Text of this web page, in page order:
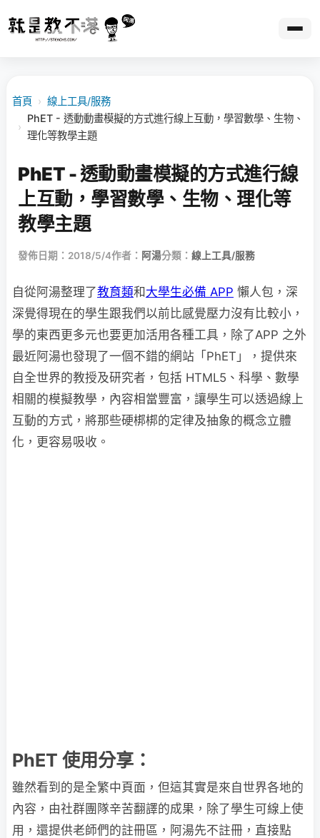
首頁 › 線上工具/服務
›
PhET - 透動動畫模擬的方式進行線上互動，學習數學、生物、
理化等教學主題
PhET - 透動動畫模擬的方式進行線
上互動，學習數學、生物、理化等
教學主題
發佈日期：2018/5/4作者： 阿湯分類： 線上工具/服務
自從阿湯整理了教育類和 大學生必備 APP 懶人包，深
深覺得現在的學生跟我們以前比感覺壓力沒有比較小，
學的東西更多元也要更加活用各種工具，除了APP 之外
最近阿湯也發現了一個不錯的網站「PhET」，提供來
自全世界的教授及研究者，包括 HTML5、科學、數學
相關的模擬教學，內容相當豐富，讓學生可以透過線上
互動的方式，將那些硬梆梆的定律及抽象的概念立體
化，更容易吸收。
PhET 使用分享：
雖然看到的是全繁中頁面，但這其實是來自世界各地的
內容，由社群團隊辛苦翻譯的成果，除了學生可線上使
用，還提供老師們的註冊區，阿湯先不註冊，直接點